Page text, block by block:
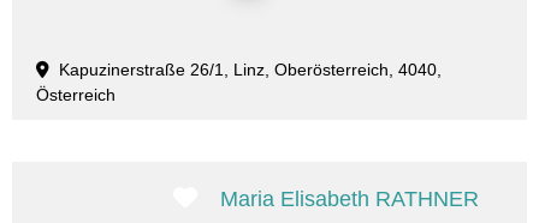
Kapuzinerstraße 26/1, Linz, Oberösterreich, 4040,
Österreich
Favorit
Maria Elisabeth RATHNER